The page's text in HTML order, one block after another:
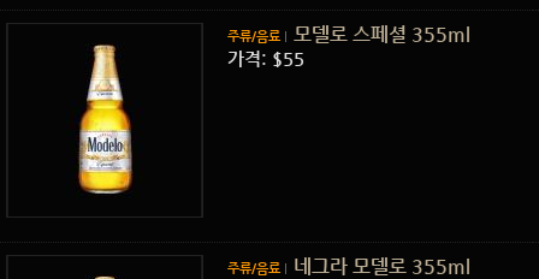
주류/음료 모델로 스페셜 355ml
가격: $55
주류/음료 네그라 모델로 355ml